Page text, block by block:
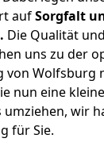
aufSorgfalt
Die Qualität
uns zu der
von Wolfsburg
nun eine
umziehen, wir
für Sie.